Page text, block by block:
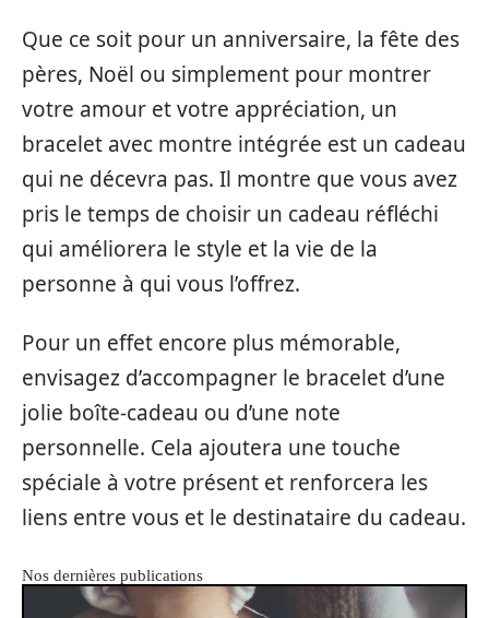
Que ce soit pour un anniversaire, la fête des
pères, Noël ou simplement pour montrer
votre amour et votre appréciation, un
bracelet avec montre intégrée est un cadeau
qui ne décevra pas. Il montre que vous avez
pris le temps de choisir un cadeau réfléchi
qui améliorera le style et la vie de la
personne à qui vous l’offrez.
Pour un effet encore plus mémorable,
envisagez d’accompagner le bracelet d’une
jolie boîte-cadeau ou d’une note
personnelle. Cela ajoutera une touche
spéciale à votre présent et renforcera les
liens entre vous et le destinataire du cadeau.
Nos dernières publications